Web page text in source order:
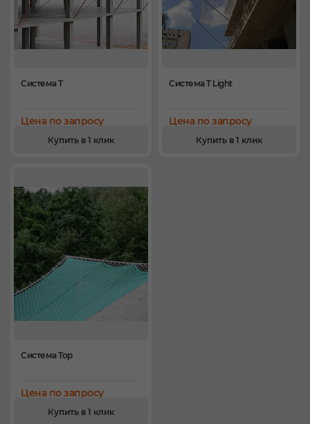
Система T
Цена по запросу
Купить в 1 клик
Система T Light
Цена по запросу
Купить в 1 клик
Система Top
Цена по запросу
Купить в 1 клик